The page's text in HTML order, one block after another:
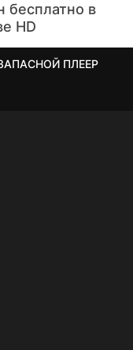
бесплатно в
HD
ПЛЕЕР